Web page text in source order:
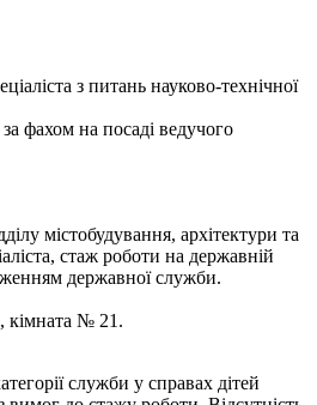
з питань науково-технічної
фахом на посаді ведучого
містобудування, архітектури та
стаж роботи на державній
державної служби.
кімната № 21.
служби у справах дітей